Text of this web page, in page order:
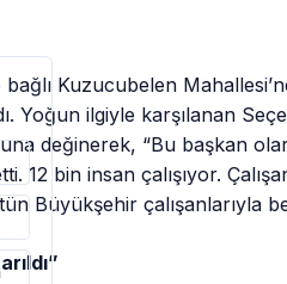
Kuzucubelen
Yoğun ilgiyle karşılanan
değinerek, “Bu başkan
12 bin insan çalışıyor.
Büyükşehir çalışanlarıyla